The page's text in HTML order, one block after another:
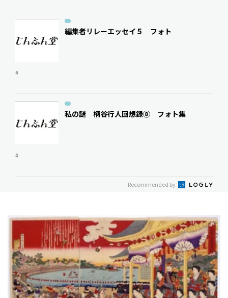
編集者リレーエッセイ５ フォト
#
私の謎 柄谷行人回想録⑧ フォト集
#
Recommended by